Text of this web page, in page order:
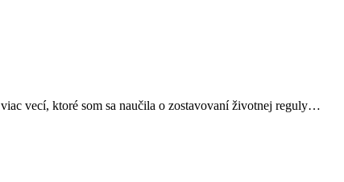
vecí, ktoré som sa naučila o zostavovaní životnej reguly…